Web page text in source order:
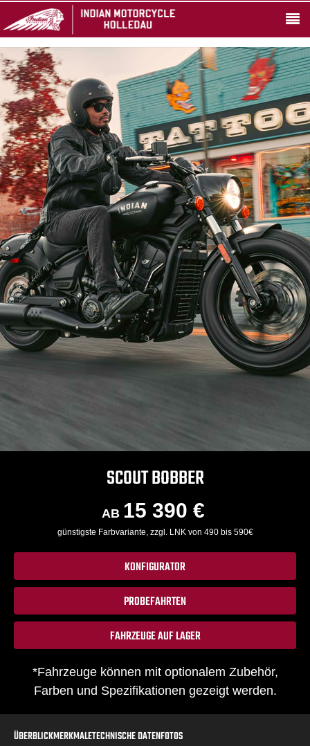
SCOUT BOBBER
AB 15 390 €
günstigste Farbvariante, zzgl. LNK von 490 bis 590€
KONFIGURATOR
PROBEFAHRTEN
FAHRZEUGE AUF LAGER
*Fahrzeuge können mit optionalem Zubehör,
Farben und Spezifikationen gezeigt werden.
ÜBERBLICKMERKMALETECHNISCHE DATENFOTOS